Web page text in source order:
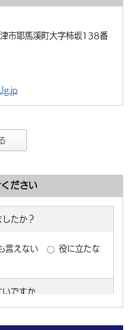
耶馬溪町大字柿坂138番
ださい